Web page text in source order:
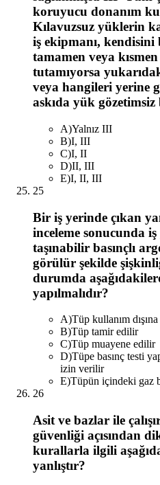
koruyucu donanım
Kılavuzsuz yüklerin
iş ekipmanı, kendisini
tamamen veya
tutamıyorsa
veya hangileri yerine
askıda yük
A)Yalnız III
B)I, III
C)I, II
D)II, III
E)I, II, III
25
Bir iş yerinde çıkan
inceleme sonucunda
taşınabilir basınçlı
görülür şekilde
durumda
yapılmalıdır?
A)Tüp kullanım dışına
B)Tüp tamir edilir
C)Tüp muayene edilir
D)Tüpe basınç testi
izin verilir
E)Tüpün içindeki gaz
26
Asit ve bazlar ile
güvenliği açısından
kurallarla ilgili
yanlıştır?